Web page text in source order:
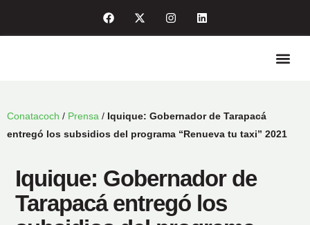
Conatacoch / Prensa / Iquique: Gobernador de Tarapacá
entregó los subsidios del programa “Renueva tu taxi” 2021
Iquique: Gobernador de
Tarapacá entregó los